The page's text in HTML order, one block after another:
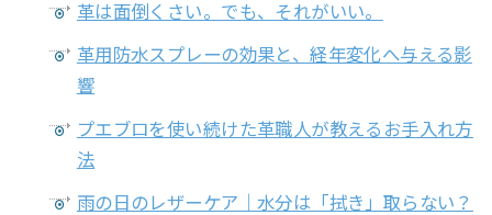
革は面倒くさい。でも、それがいい。
革用防水スプレーの効果と、経年変化へ与える影
響
プエブロを使い続けた革職人が教えるお手入れ方
法
雨の日のレザーケア｜水分は「拭き」取らない？